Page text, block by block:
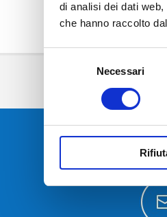
di analisi dei dati
che hanno raccolto
Necessari
Contattaci